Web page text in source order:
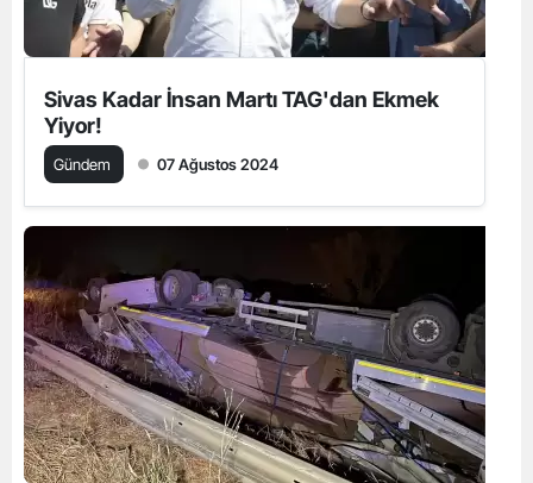
Sivas Kadar İnsan Martı TAG'dan Ekmek
Yiyor!
Gündem 07 Ağustos 2024